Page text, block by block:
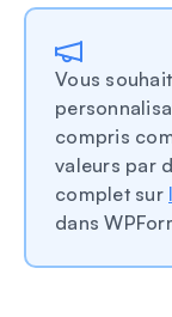
Vous
compris
valeurs par
complet sur
dans